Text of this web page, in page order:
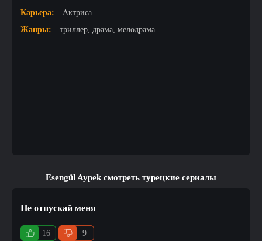
Карьера:
Актриса
Жанры:
триллер, драма, мелодрама
Esengül Aypek смотреть турецкие сериалы
Не отпускай меня
16 9